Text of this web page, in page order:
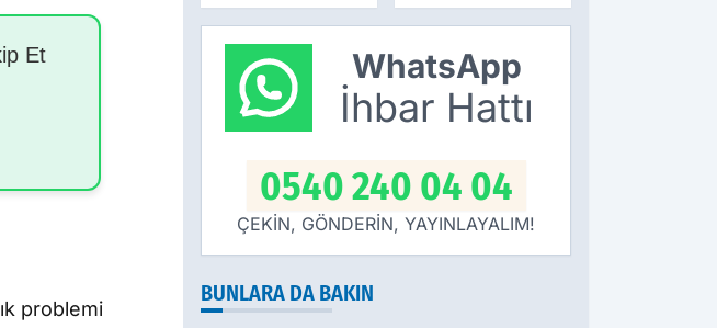
Et
problemi
Zammında! İlk
Zamlı Maaşın
Ödeneceği
Tarih Netleşti
bırakılmıyor!
Şimşek'ten
ziyaret
WhatsApp
İhbar Hattı
0540 240 04 04
ÇEKİN, GÖNDERİN, YAYINLAYALIM!
BUNLARA DA BAKIN